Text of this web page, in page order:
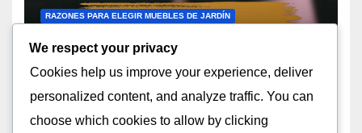
RAZONES PARA ELEGIR MUEBLES DE JARDÍN
Taburetes De Jardín
Apilables: Ahorro de espacio,
Versatilidad, Diseño ligero
We respect your privacy
Cookies help us improve your experience, deliver
personalized content, and analyze traffic. You can
choose which cookies to allow by clicking